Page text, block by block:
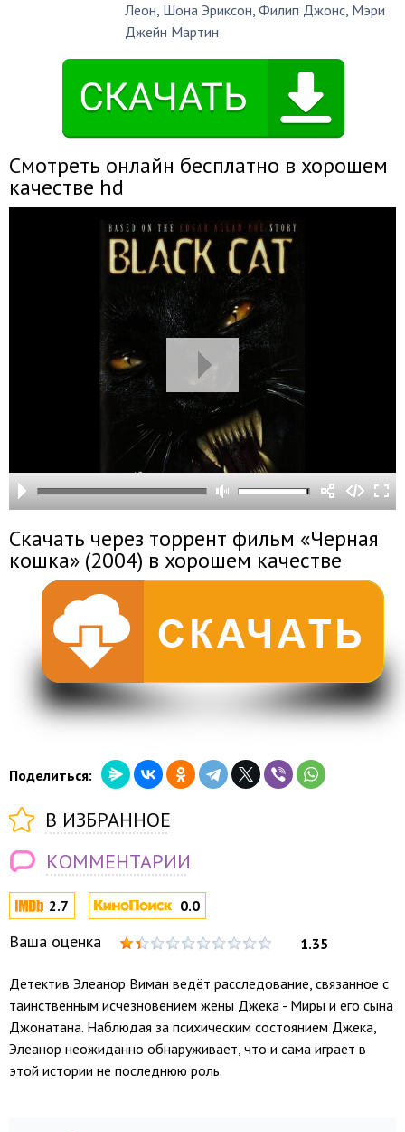
Леон, Шона Эриксон,Филип Джонс, Мэри
Джейн Мартин
2.7 0.0
Ваша оценка 1.35
Детектив Элеанор Виман ведёт расследование, связанное с
таинственным исчезновением жены Джека - Миры и его сына
Джонатана. Наблюдая за психическим состоянием Джека,
Элеанор неожиданно обнаруживает, что и сама играет в
этой истории не последнюю роль.
Смотреть онлайн бесплатно в хорошем
качестве hd
Скачать через торрент фильм «Черная
кошка» (2004) в хорошем качестве
Поделиться:
В ИЗБРАННОЕ
КОММЕНТАРИИ